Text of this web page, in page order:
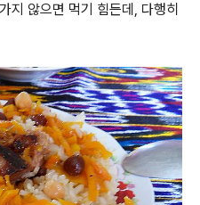
지 않으면 먹기 힘든데, 다행히